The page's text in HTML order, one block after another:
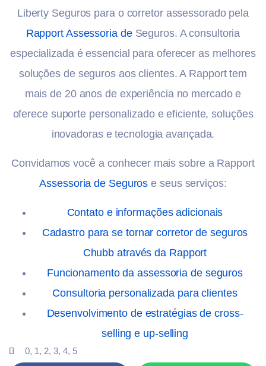
Liberty Seguros para o corretor assessorado pela
Rapport Assessoria de Seguros. A consultoria
especializada é essencial para oferecer as melhores
soluções de seguros aos clientes. A Rapport tem
mais de 20 anos de experiência no mercado e
oferece suporte personalizado e eficiente, soluções
inovadoras e tecnologia avançada.
Convidamos você a conhecer mais sobre a Rapport
Assessoria de Segurose seus serviços:
Contato e informações adicionais
Cadastro para se tornar corretor de seguros
Chubb através da Rapport
Funcionamento da assessoria de seguros
Consultoria personalizada para clientes
Desenvolvimento de estratégias de cross-
selling e up-selling
0, 1, 2, 3, 4, 5